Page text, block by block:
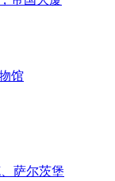
馆
萨尔茨堡